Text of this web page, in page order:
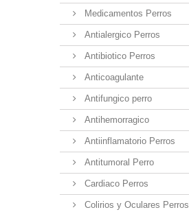
Medicamentos Perros
Antialergico Perros
Antibiotico Perros
Anticoagulante
Antifungico perro
Antihemorragico
Antiinflamatorio Perros
Antitumoral Perro
Cardiaco Perros
Colirios y Oculares Perros